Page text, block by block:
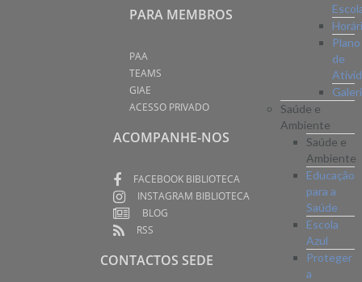
Plano
de
Saúde e
Ambiente
Saúde e
Ambiente
Educação
para a
Saúde
Escola
Azul
Proteger
a
PARA MEMBROS
PAA
TEAMS
GIAE
ACESSO PRIVADO
ACOMPANHE-NOS
FACEBOOK BIBLIOTECA
INSTAGRAM BIBLIOTECA
BLOG
RSS
CONTACTOS SEDE